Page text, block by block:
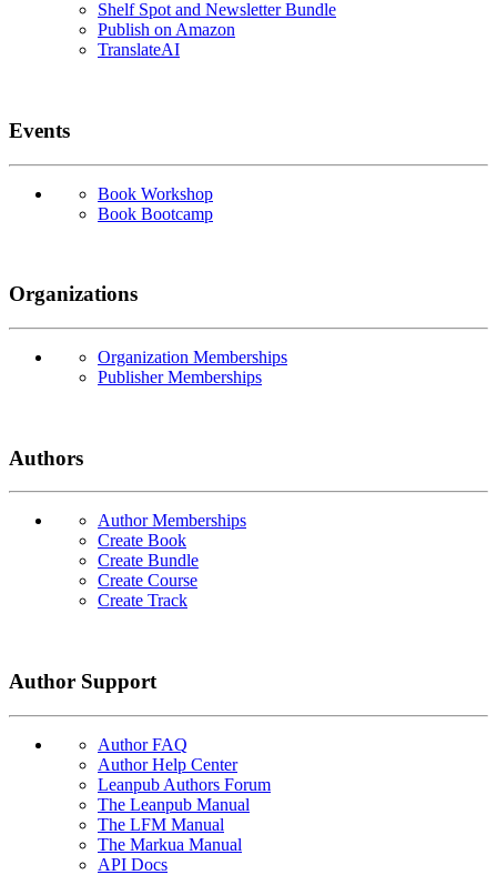
Shelf Spot and Newsletter Bundle
Publish on Amazon
TranslateAI
Events
Book Workshop
Book Bootcamp
Organizations
Organization Memberships
Publisher Memberships
Authors
Author Memberships
Create Book
Create Bundle
Create Course
Create Track
Author Support
Author FAQ
Author Help Center
Leanpub Authors Forum
The Leanpub Manual
The LFM Manual
The Markua Manual
API Docs